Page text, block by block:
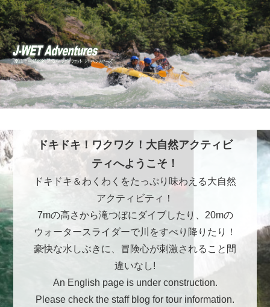
ドキドキ！ワクワク！大自然アクティビ
ティへようこそ！
ドキドキ＆わくわくをたっぷり味わえる大自然
アクティビティ！
7mの高さから滝つぼにダイブしたり、20mの
ウォータースライダーで川をすべり降りたり！
豪快な水しぶきに、冒険心が刺激されること間
違いなし!
An English page is under construction.
Please check the staff blog for tour information.